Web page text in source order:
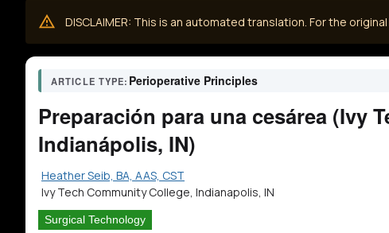
DISCLAIMER: This is an automated translation. For the
ARTICLE TYPE: Perioperative Principles
Preparación para una cesárea (Ivy
Indianápolis, IN)
Heather Seib, BA, AAS, CST
Ivy Tech Community College, Indianapolis, IN
Surgical Technology